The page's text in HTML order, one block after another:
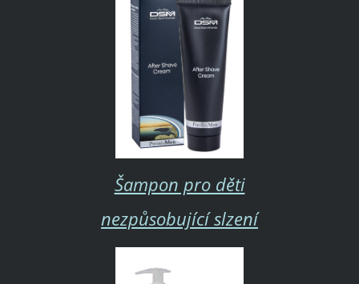
Šampon pro děti
nezpůsobující slzení